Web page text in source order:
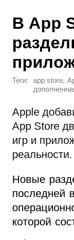
В App
Теги: app store,
Apple
App Store
игр и
реальности.
Новые
последней
которой